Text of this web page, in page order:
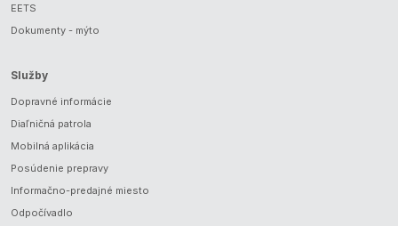
EETS
Dokumenty - mýto
Služby
Dopravné informácie
Diaľničná patrola
Mobilná aplikácia
Posúdenie prepravy
Informačno-predajné miesto
Odpočívadlo